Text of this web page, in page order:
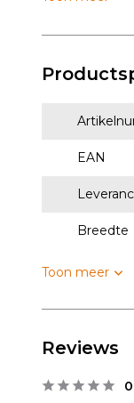
EAN
Breedte
Toon meer
Reviews
0